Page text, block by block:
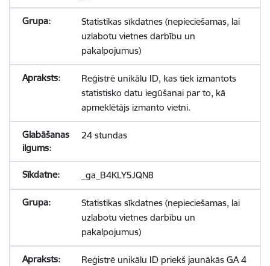
Statistikas sīkdatnes (nepieciešamas, lai
uzlabotu vietnes darbību un
pakalpojumus)
Reģistrē unikālu ID, kas tiek izmantots
statistisko datu iegūšanai par to, kā
apmeklētājs izmanto vietni.
24 stundas
_ga_B4KLY5JQN8
Statistikas sīkdatnes (nepieciešamas, lai
uzlabotu vietnes darbību un
pakalpojumus)
Reģistrē unikālu ID priekš jaunākās GA 4